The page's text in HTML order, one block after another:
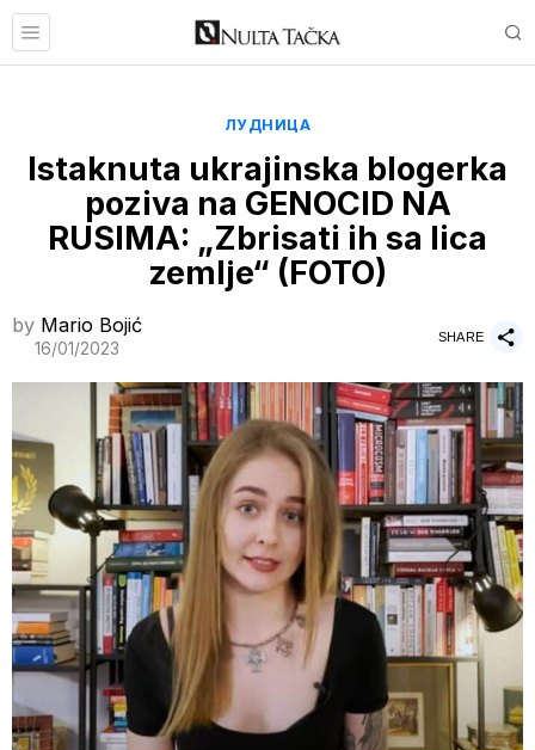
ЛУДНИЦА
Istaknuta ukrajinska blogerka
poziva na GENOCID NA
RUSIMA: „Zbrisati ih sa lica
zemlje“ (FOTO)
by Mario Bojić
16/01/2023
SHARE